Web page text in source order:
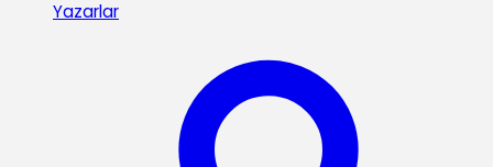
Yazarlar